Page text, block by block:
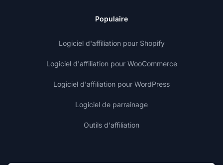
Populaire
Logiciel d'affiliation pour Shopify
Logiciel d'affiliation pour WooCommerce
Logiciel d'affiliation pour WordPress
Logiciel de parrainage
Outils d'affiliation